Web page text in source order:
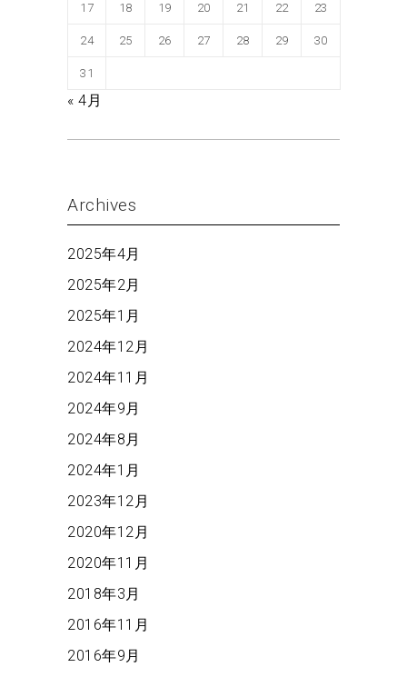
17 18 19 20 21 22 23
24 25 26 27 28 29 30
31
« 4月
Archives
2025年4月
2025年2月
2025年1月
2024年12月
2024年11月
2024年9月
2024年8月
2024年1月
2023年12月
2020年12月
2020年11月
2018年3月
2016年11月
2016年9月